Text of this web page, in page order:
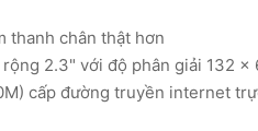
thanh chân thật hơn
2.3" với độ phân giải 132 x
cấp đường truyền internet